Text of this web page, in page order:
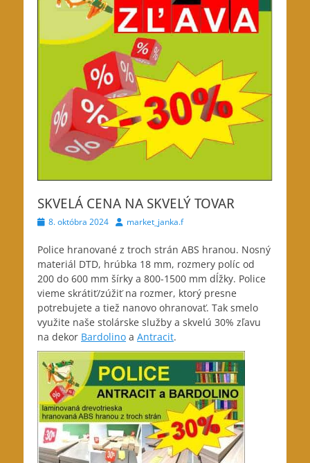
SKVELÁ CENA NA SKVELÝ TOVAR
Posted8. októbra 2024 Authormarket_janka.f
Police hranované z troch strán ABS hranou. Nosný
materiál DTD, hrúbka 18 mm, rozmery políc od
200 do 600 mm šírky a 800-1500 mm dĺžky. Police
vieme skrátiť/zúžiť na rozmer, ktorý presne
potrebujete a tiež nanovo ohranovať. Tak smelo
využite naše stolárske služby a skvelú 30% zľavu
na dekor Bardolino a Antracit.